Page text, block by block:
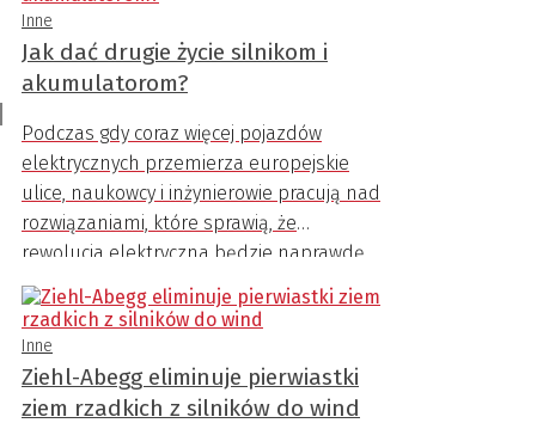
Inne
Jak dać drugie życie silnikom i
akumulatorom?
Podczas gdy coraz więcej pojazdów
elektrycznych przemierza europejskie
ulice, naukowcy i inżynierowie pracują nad
rozwiązaniami, które sprawią, że
rewolucja elektryczna będzie naprawdę
zrównoważona. Niemieckie konsorcjum
ZIRKEL zademonstrowało niedawno
zautomatyzowany proces demontażu
silników elektrycznych i akumulatorów,
który pozwoli dużo łatwiej odzyskiwać
Inne
Ziehl-Abegg eliminuje pierwiastki
ziem rzadkich z silników do wind